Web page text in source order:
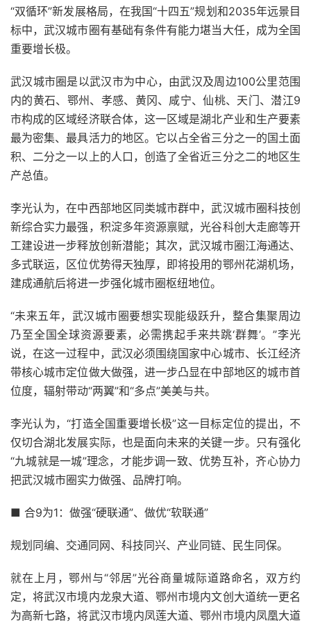
“双循环”新发展格局，在我国“十四五”规划和2035年远景目
标中，武汉城市圈有基础有条件有能力堪当大任，成为全国
重要增长极。
武汉城市圈是以武汉市为中心，由武汉及周边100公里范围
内的黄石、鄂州、孝感、黄冈、咸宁、仙桃、天门、潜江9
市构成的区域经济联合体，这一区域是湖北产业和生产要素
最为密集、最具活力的地区。它以占全省三分之一的国土面
积、二分之一以上的人口，创造了全省近三分之二的地区生
产总值。
李光认为，在中西部地区同类城市群中，武汉城市圈科技创
新综合实力最强，积淀多年资源禀赋，光谷科创大走廊等开
工建设进一步释放创新潜能；其次，武汉城市圈江海通达、
多式联运，区位优势得天独厚，即将投用的鄂州花湖机场，
建成通航后将进一步强化城市圈枢纽地位。
“未来五年，武汉城市圈要想实现能级跃升，整合集聚周边
乃至全国全球资源要素，必需携起手来共跳‘群舞’。”李光
说，在这一过程中，武汉必须围绕国家中心城市、长江经济
带核心城市定位做大做强，进一步凸显在中部地区的城市首
位度，辐射带动“两翼”和“多点”美美与共。
李光认为，“打造全国重要增长极”这一目标定位的提出，不
仅切合湖北发展实际，也是面向未来的关键一步。只有强化
“九城就是一城”理念，才能步调一致、优势互补，齐心协力
把武汉城市圈实力做强、品牌打响。
■ 合9为1：做强“硬联通”、做优“软联通”
规划同编、交通同网、科技同兴、产业同链、民生同保。
就在上月，鄂州与“邻居”光谷商量城际道路命名，双方约
定，将武汉市境内龙泉大道、鄂州市境内文创大道统一更名
为高新七路，将武汉市境内凤莲大道、鄂州市境内凤凰大道